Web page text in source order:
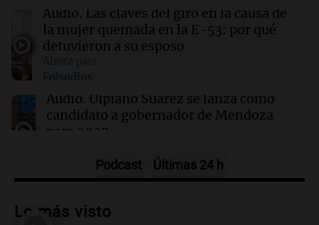
Hacker se declara culpable de robar datos de
más de 165 clientes de Snowflake
Estados Unidos ofrece más de US$ 100
millones por líderes del Cartel Jalisco Nueva
Generación
Audio. Las claves del giro en la causa de
la mujer quemada en la E-53: por qué
detuvieron a su esposo
Episodios
Audio. Ulpiano Suárez se lanza como
candidato a gobernador de Mendoza
para 2027
Audio.Críticas a autoridades por cierre
temporal de nieve en la alta montaña
Podcast Últimas 24 h
Lo más visto